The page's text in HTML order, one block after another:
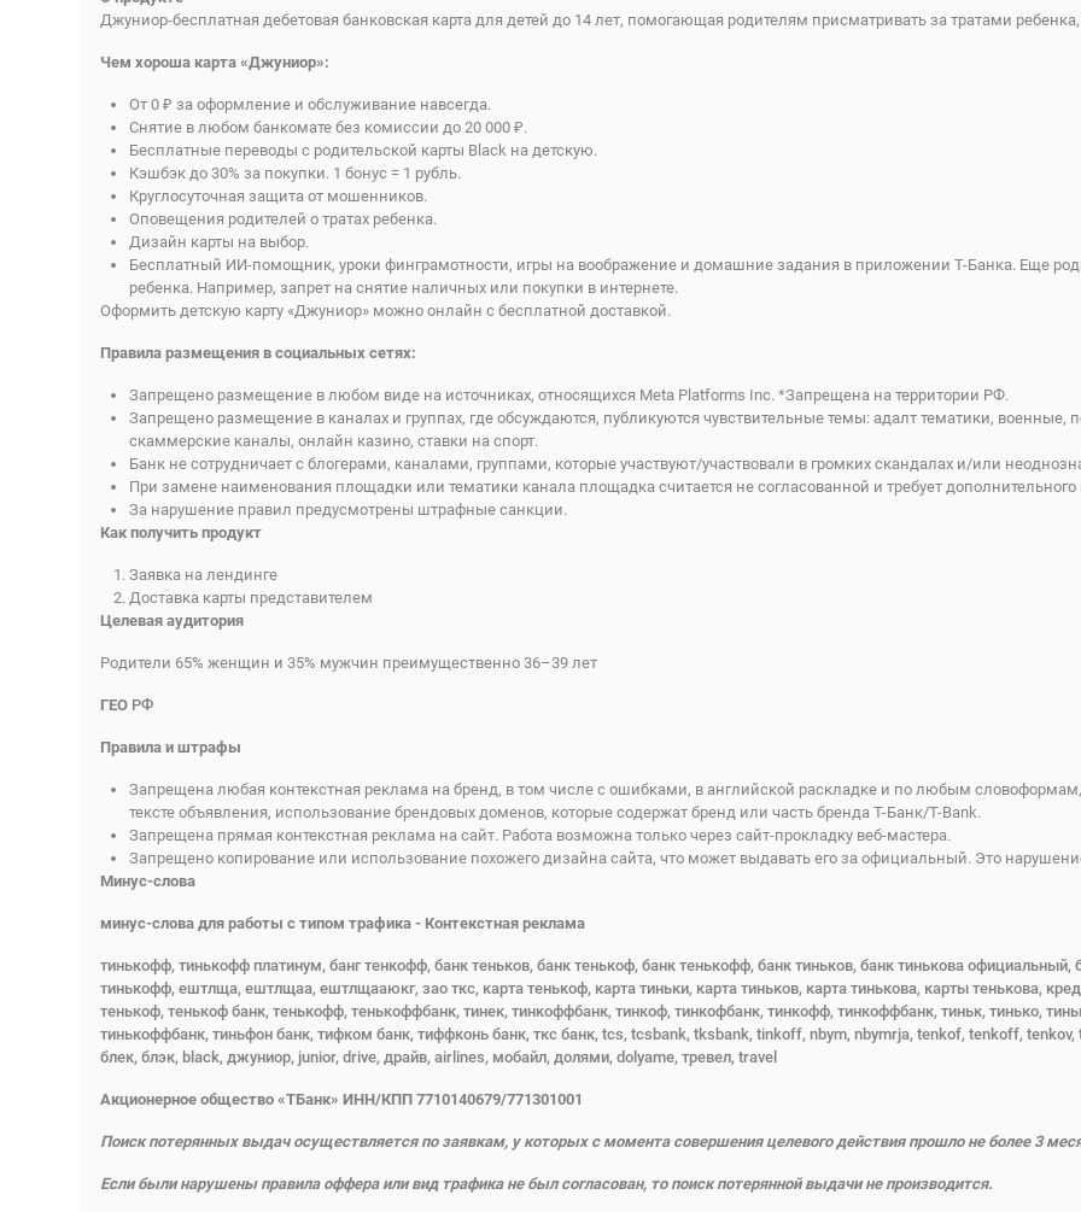
Джуниор-бесплатная дебетовая банковская карта для детей до 14 лет, помогающая родителям присматривать за тратами
Чем хороша карта «Джуниор»:
От 0 ₽ за оформление и обслуживание навсегда.
Снятие в любом банкомате без комиссии до 20 000 ₽.
Бесплатные переводы с родительской карты Black на детскую.
Кэшбэк до 30% за покупки. 1 бонус = 1 рубль.
Круглосуточная защита от мошенников.
Оповещения родителей о тратах ребенка.
Дизайн карты на выбор.
Бесплатный ИИ-помощник, уроки финграмотности, игры на воображение и домашние задания в приложении Т-Банка. Еще
ребенка. Например, запрет на снятие наличных или покупки в интернете.
Оформить детскую карту «Джуниор» можно онлайн с бесплатной доставкой.
Правила размещения в социальных сетях:
Запрещено размещение в любом виде на источниках, относящихся Meta Platforms Inc. *Запрещена на территории РФ.
Запрещено размещение в каналах и группах, где обсуждаются, публикуются чувствительные темы: адалт тематики, военные,
скаммерские каналы, онлайн казино, ставки на спорт.
Банк не сотрудничает с блогерами, каналами, группами, которые участвуют/участвовали в громких скандалах и/или
При замене наименования площадки или тематики канала площадка считается не согласованной и требует дополнительного
За нарушение правил предусмотрены штрафные санкции.
Как получить продукт
Заявка на лендинге
Доставка карты представителем
Целевая аудитория
Родители 65% женщин и 35% мужчин преимущественно 36–39 лет
ГЕО РФ
Правила и штрафы
Запрещена любая контекстная реклама на бренд, в том числе с ошибками, в английской раскладке и по любым
тексте объявления, использование брендовых доменов, которые содержат бренд или часть бренда Т-Банк/T-Bank.
Запрещена прямая контекстная реклама на сайт. Работа возможна только через сайт-прокладку веб-мастера.
Запрещено копирование или использование похожего дизайна сайта, что может выдавать его за официальный. Это
Минус-слова
минус-слова для работы с типом трафика - Контекстная реклама
тинькофф, тинькофф платинум, банг тенкофф, банк теньков, банк тенькоф, банк тенькофф, банк тиньков, банк тинькова официальный,
тинькофф, ештлща, ештлщаа, ештлщааюкг, зао ткс, карта тенькоф, карта тиньки, карта тиньков, карта тинькова, карты тенькова,
тенькоф, тенькоф банк, тенькофф, тенькоффбанк, тинек, тинкоффбанк, тинкоф, тинкофбанк, тинкофф, тинкоффбанк, тиньк, тинько,
тинькоффбанк, тиньфон банк, тифком банк, тиффконь банк, ткс банк, tcs, tcsbank, tksbank, tinkoff, nbym, nbymrja, tenkof, tenkoff,
блек, блэк, black, джуниор, junior, drive, драйв, airlines, мобайл, долями, dolyame, тревел, travel
Акционерное общество «ТБанк» ИНН/КПП 7710140679/771301001
Поиск потерянных выдач осуществляется по заявкам, у которых с момента совершения целевого действия прошло не более 3
Если были нарушены правила оффера или вид трафика не был согласован, то поиск потерянной выдачи не производится.